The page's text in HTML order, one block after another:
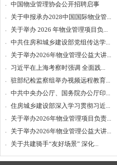
中国物业管理协会公开招聘启事
关于申报承办2028中国国际物业管...
关于举办 2026 年物业管理项目负...
中共住房和城乡建设部党组传达学...
关于举办2026年物业管理公益大讲...
习近平在上海考察时强调 全面践...
驻部纪检监察组举办视频远程教育...
中共中央办公厅、国务院办公厅印...
住房城乡建设部深入学习贯彻习近...
关于举办2026年物业管理项目负责...
关于举办2026年物业管理公益大讲...
关于共建骑手“友好场景” 深化...